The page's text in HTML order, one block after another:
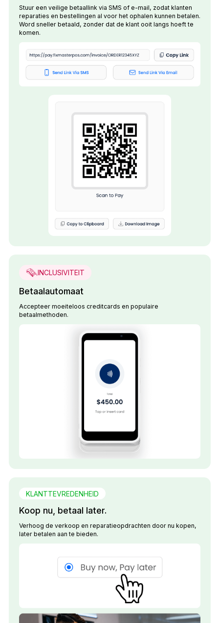
Stuur een veilige betaallink via SMS of e-mail, zodat klanten
reparaties en bestellingen al voor het ophalen kunnen betalen.
Word sneller betaald, zonder dat de klant ooit langs hoeft te
komen.
INCLUSIVITEIT
Betaalautomaat
Accepteer moeiteloos creditcards en populaire
betaalmethoden.
KLANTTEVREDENHEID
Koop nu, betaal later.
Verhoog de verkoop en reparatieopdrachten door nu kopen,
later betalen aan te bieden.